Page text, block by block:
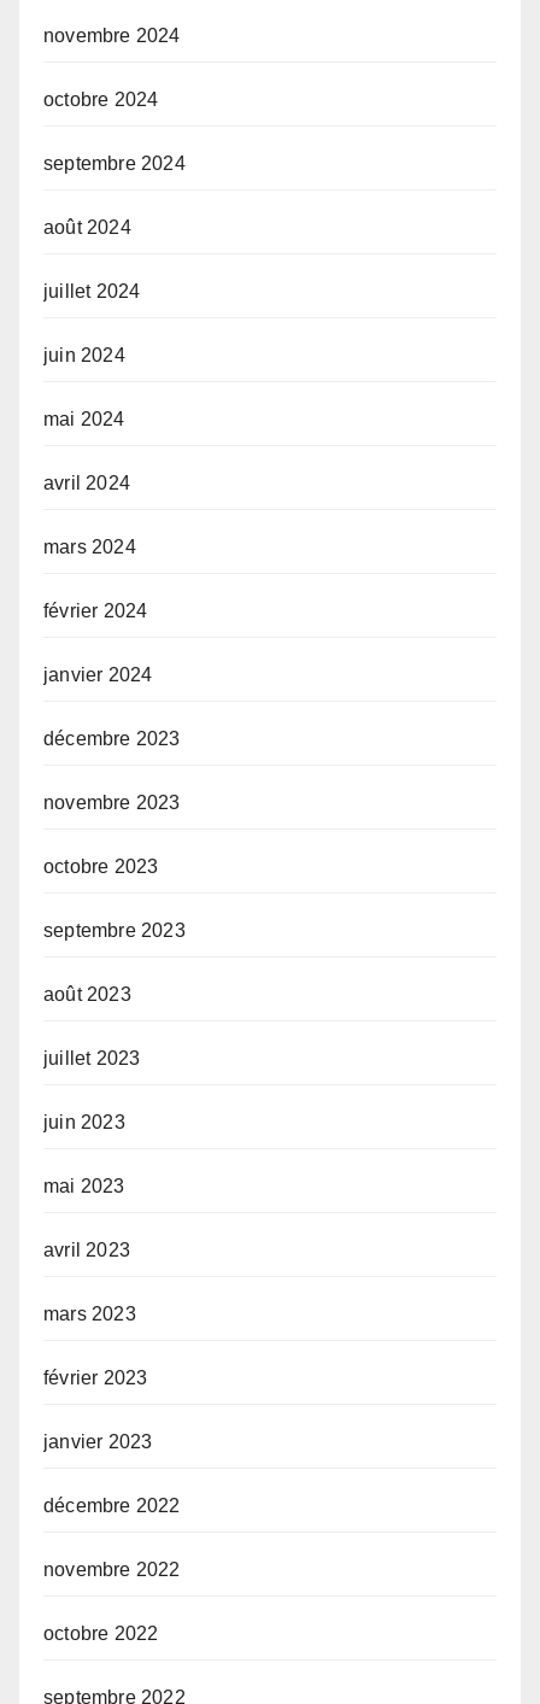
novembre 2024
octobre 2024
septembre 2024
août 2024
juillet 2024
juin 2024
mai 2024
avril 2024
mars 2024
février 2024
janvier 2024
décembre 2023
novembre 2023
octobre 2023
septembre 2023
août 2023
juillet 2023
juin 2023
mai 2023
avril 2023
mars 2023
février 2023
janvier 2023
décembre 2022
novembre 2022
octobre 2022
septembre 2022